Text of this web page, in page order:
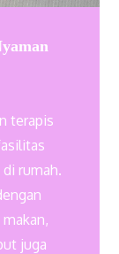
terapis
rumah.
juga